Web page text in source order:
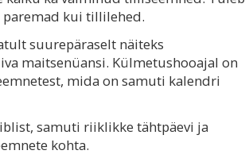
paremad kui tillilehed.
suurepäraselt näiteks
maitsenüansi. Külmetushooajal on
mida on samuti kalendri
samuti riiklikke tähtpäevi ja
kohta.